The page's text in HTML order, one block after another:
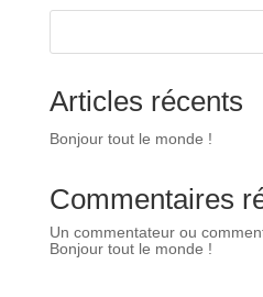
Articles récents
Bonjour tout le monde !
Commentaires
Un commentateur ou
Bonjour tout le monde !